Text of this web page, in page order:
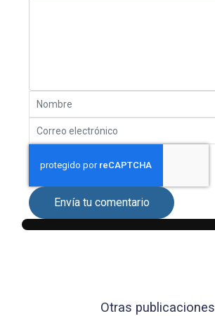
Envía tu comentario
Otras publicaciones